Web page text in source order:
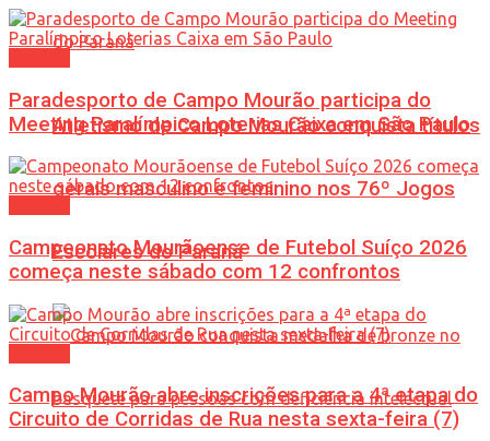
Atletismo de Campo Mourão conquista títulos
gerais masculino e feminino nos 76º Jogos
Escolares do Paraná
Paradesporto de Campo Mourão participa do
Meeting Paralímpico Loterias Caixa em São Paulo
Campeonato Mourãoense de Futebol Suíço 2026
começa neste sábado com 12 confrontos
Campo Mourão abre inscrições para a 4ª etapa do
Circuito de Corridas de Rua nesta sexta-feira (7)